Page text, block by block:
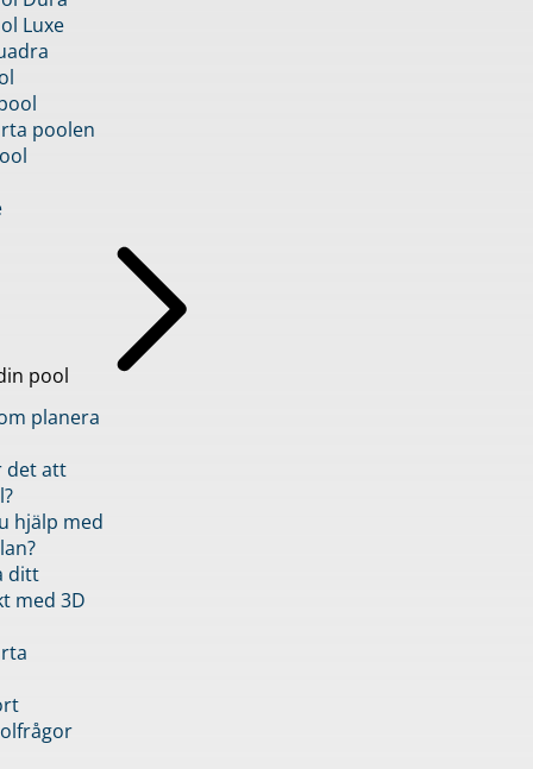
Luxe
poolen
pool
planera
det att
hjälp med
ditt
med 3D